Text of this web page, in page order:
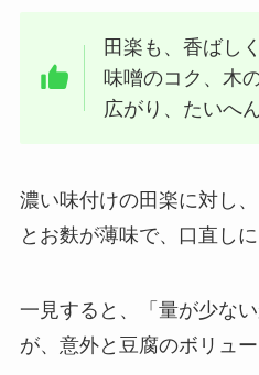
田楽も、香ばし
味噌のコク、木
広がり、たいへ
濃い味付けの田楽に対し
とお麩が薄味で、口直しに
一見すると、「量が少な
が、意外と豆腐のボリュ